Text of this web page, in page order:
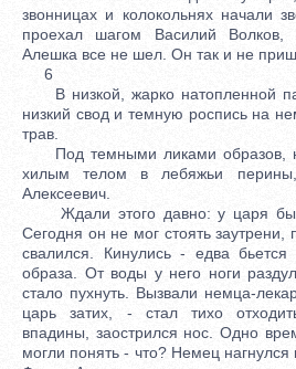
звонницах и колокольнях начали
проехал шагом Василий Волков,
Алешка все не шел. Он так и не
6
В низкой, жарко натопленной
низкий свод и темную роспись на
трав.
Под темными ликами образов,
хилым телом в лебяжьи
Алексеевич.
Ждали этого давно: у царя
Сегодня он не мог стоять заутрени,
свалился. Кинулись - едва
образа. От воды у него ноги
стало пухнуть. Вызвали немца-
царь затих, - стал тихо
впадины, заострился нос. Одно
могли понять - что? Немец нагнулся